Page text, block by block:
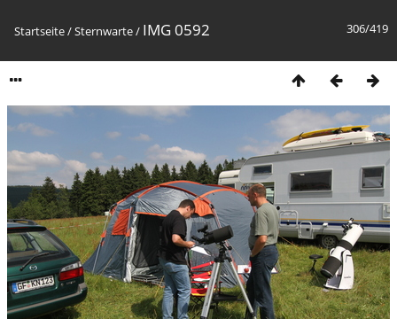
306/419
Startseite/Sternwarte/ IMG 0592